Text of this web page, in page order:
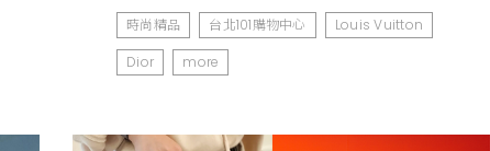
時尚精品 台北101購物中心
Louis Vuitton
Dior
more